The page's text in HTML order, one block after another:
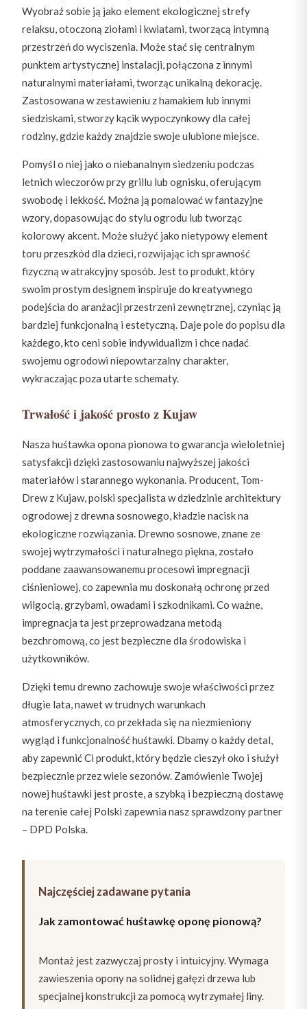
Wyobraź sobie ją jako element ekologicznej strefy
relaksu, otoczoną ziołami i kwiatami, tworzącą intymną
przestrzeń do wyciszenia. Może stać się centralnym
punktem artystycznej instalacji, połączona z innymi
naturalnymi materiałami, tworząc unikalną dekorację.
Zastosowana w zestawieniu z hamakiem lub innymi
siedziskami, stworzy kącik wypoczynkowy dla całej
rodziny, gdzie każdy znajdzie swoje ulubione miejsce.
Pomyśl o niej jako o niebanalnym siedzeniu podczas
letnich wieczorów przy grillu lub ognisku, oferującym
swobodę i lekkość. Można ją pomalować w fantazyjne
wzory, dopasowując do stylu ogrodu lub tworząc
kolorowy akcent. Może służyć jako nietypowy element
toru przeszkód dla dzieci, rozwijając ich sprawność
fizyczną w atrakcyjny sposób. Jest to produkt, który
swoim prostym designem inspiruje do kreatywnego
podejścia do aranżacji przestrzeni zewnętrznej, czyniąc ją
bardziej funkcjonalną i estetyczną. Daje pole do popisu dla
każdego, kto ceni sobie indywidualizm i chce nadać
swojemu ogrodowi niepowtarzalny charakter,
wykraczając poza utarte schematy.
Trwałość i jakość prosto z Kujaw
Nasza huśtawka opona pionowa to gwarancja wieloletniej
satysfakcji dzięki zastosowaniu najwyższej jakości
materiałów i starannego wykonania. Producent, Tom-
Drew z Kujaw, polski specjalista w dziedzinie architektury
ogrodowej z drewna sosnowego, kładzie nacisk na
ekologiczne rozwiązania. Drewno sosnowe, znane ze
swojej wytrzymałości i naturalnego piękna, zostało
poddane zaawansowanemu procesowi impregnacji
ciśnieniowej, co zapewnia mu doskonałą ochronę przed
wilgocią, grzybami, owadami i szkodnikami. Co ważne,
impregnacja ta jest przeprowadzana metodą
bezchromową, co jest bezpieczne dla środowiska i
użytkowników.
Dzięki temu drewno zachowuje swoje właściwości przez
długie lata, nawet w trudnych warunkach
atmosferycznych, co przekłada się na niezmieniony
wygląd i funkcjonalność huśtawki. Dbamy o każdy detal,
aby zapewnić Ci produkt, który będzie cieszył oko i służył
bezpiecznie przez wiele sezonów. Zamówienie Twojej
nowej huśtawki jest proste, a szybką i bezpieczną dostawę
na terenie całej Polski zapewnia nasz sprawdzony partner
– DPD Polska.
Najczęściej zadawane pytania
Jak zamontować huśtawkę oponę pionową?
Montaż jest zazwyczaj prosty i intuicyjny. Wymaga
zawieszenia opony na solidnej gałęzi drzewa lub
specjalnej konstrukcji za pomocą wytrzymałej liny.